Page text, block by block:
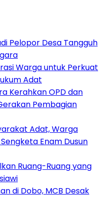
Pelopor Desa Tangguh
Warga untuk Perkuat
Adat
Kerahkan OPD dan
Pembagian
Adat, Warga
Enam Dusun
Ruang-Ruang yang
di Dobo, MCB Desak